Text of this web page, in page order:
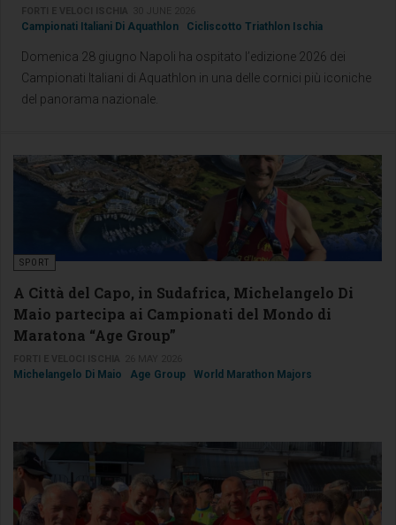
Campionati Italiani Di Aquathlon Cicliscotto Triathlon Ischia
Domenica 28 giugno Napoli ha ospitato l’edizione 2026 dei
Campionati Italiani di Aquathlon in una delle cornici più iconiche
del panorama nazionale.
SPORT
A Città del Capo, in Sudafrica, Michelangelo Di
Maio partecipa ai Campionati del Mondo di
Maratona “Age Group”
Michelangelo Di Maio Age Group World Marathon Majors